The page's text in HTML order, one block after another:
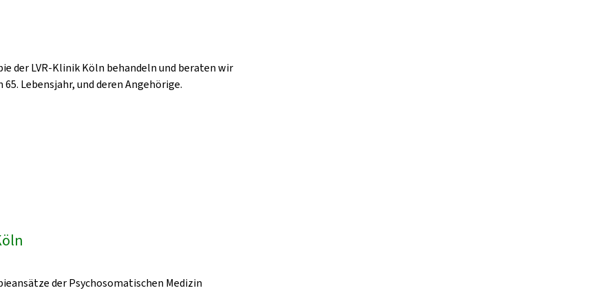
der LVR-Klinik Köln behandeln und beraten wir
Lebensjahr, und deren Angehörige.
der Psychosomatischen Medizin